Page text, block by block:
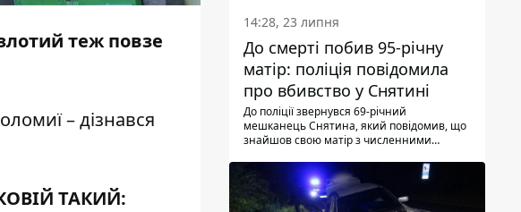
теж повзе
– дізнався
ТАКИЙ:
виявили тіло.
14:28, 23 липня
До смерті побив 95-річну
матір: поліція повідомила
про вбивство у Снятині
До поліції звернувся 69-річний
мешканець Снятина, який повідомив, що
знайшов свою матір з численними
з'ясували правоохоронці, ці травми жінці
наніс її син.